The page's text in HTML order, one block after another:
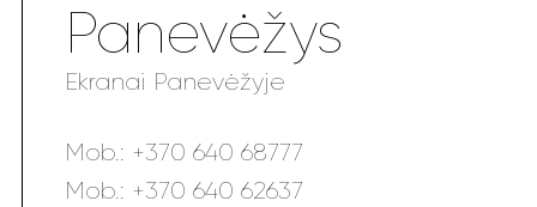
Panevėžys
Ekranai Panevėžyje
Mob.: +370 640 68777
Mob.: +370 640 62637